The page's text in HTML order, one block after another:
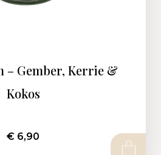
– Gember, Kerrie &
Kokos
€ 6,90